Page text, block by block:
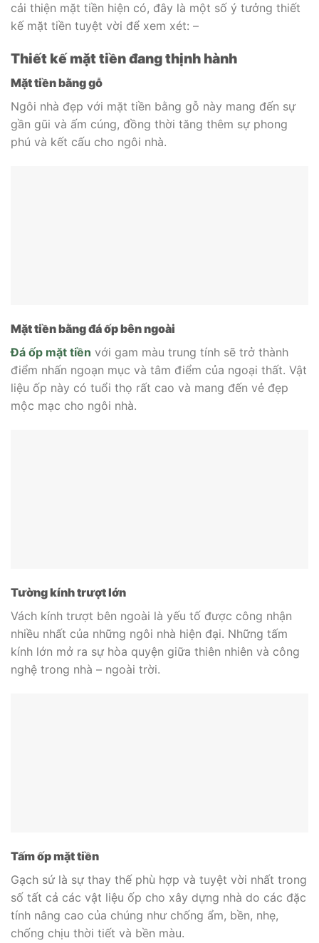
cải thiện mặt tiền hiện có, đây là một số ý tưởng thiết
kế mặt tiền tuyệt vời để xem xét: –
Thiết kế mặt tiền đang thịnh hành
Mặt tiền bằng gỗ
Ngôi nhà đẹp với mặt tiền bằng gỗ này mang đến sự
gần gũi và ấm cúng, đồng thời tăng thêm sự phong
phú và kết cấu cho ngôi nhà.
Mặt tiền bằng đá ốp bên ngoài
Đá ốp mặt tiền với gam màu trung tính sẽ trở thành
điểm nhấn ngoạn mục và tâm điểm của ngoại thất. Vật
liệu ốp này có tuổi thọ rất cao và mang đến vẻ đẹp
mộc mạc cho ngôi nhà.
Tường kính trượt lớn
Vách kính trượt bên ngoài là yếu tố được công nhận
nhiều nhất của những ngôi nhà hiện đại. Những tấm
kính lớn mở ra sự hòa quyện giữa thiên nhiên và công
nghệ trong nhà – ngoài trời.
Tấm ốp mặt tiền
Gạch sứ là sự thay thế phù hợp và tuyệt vời nhất trong
số tất cả các vật liệu ốp cho xây dựng nhà do các đặc
tính nâng cao của chúng như chống ẩm, bền, nhẹ,
chống chịu thời tiết và bền màu.